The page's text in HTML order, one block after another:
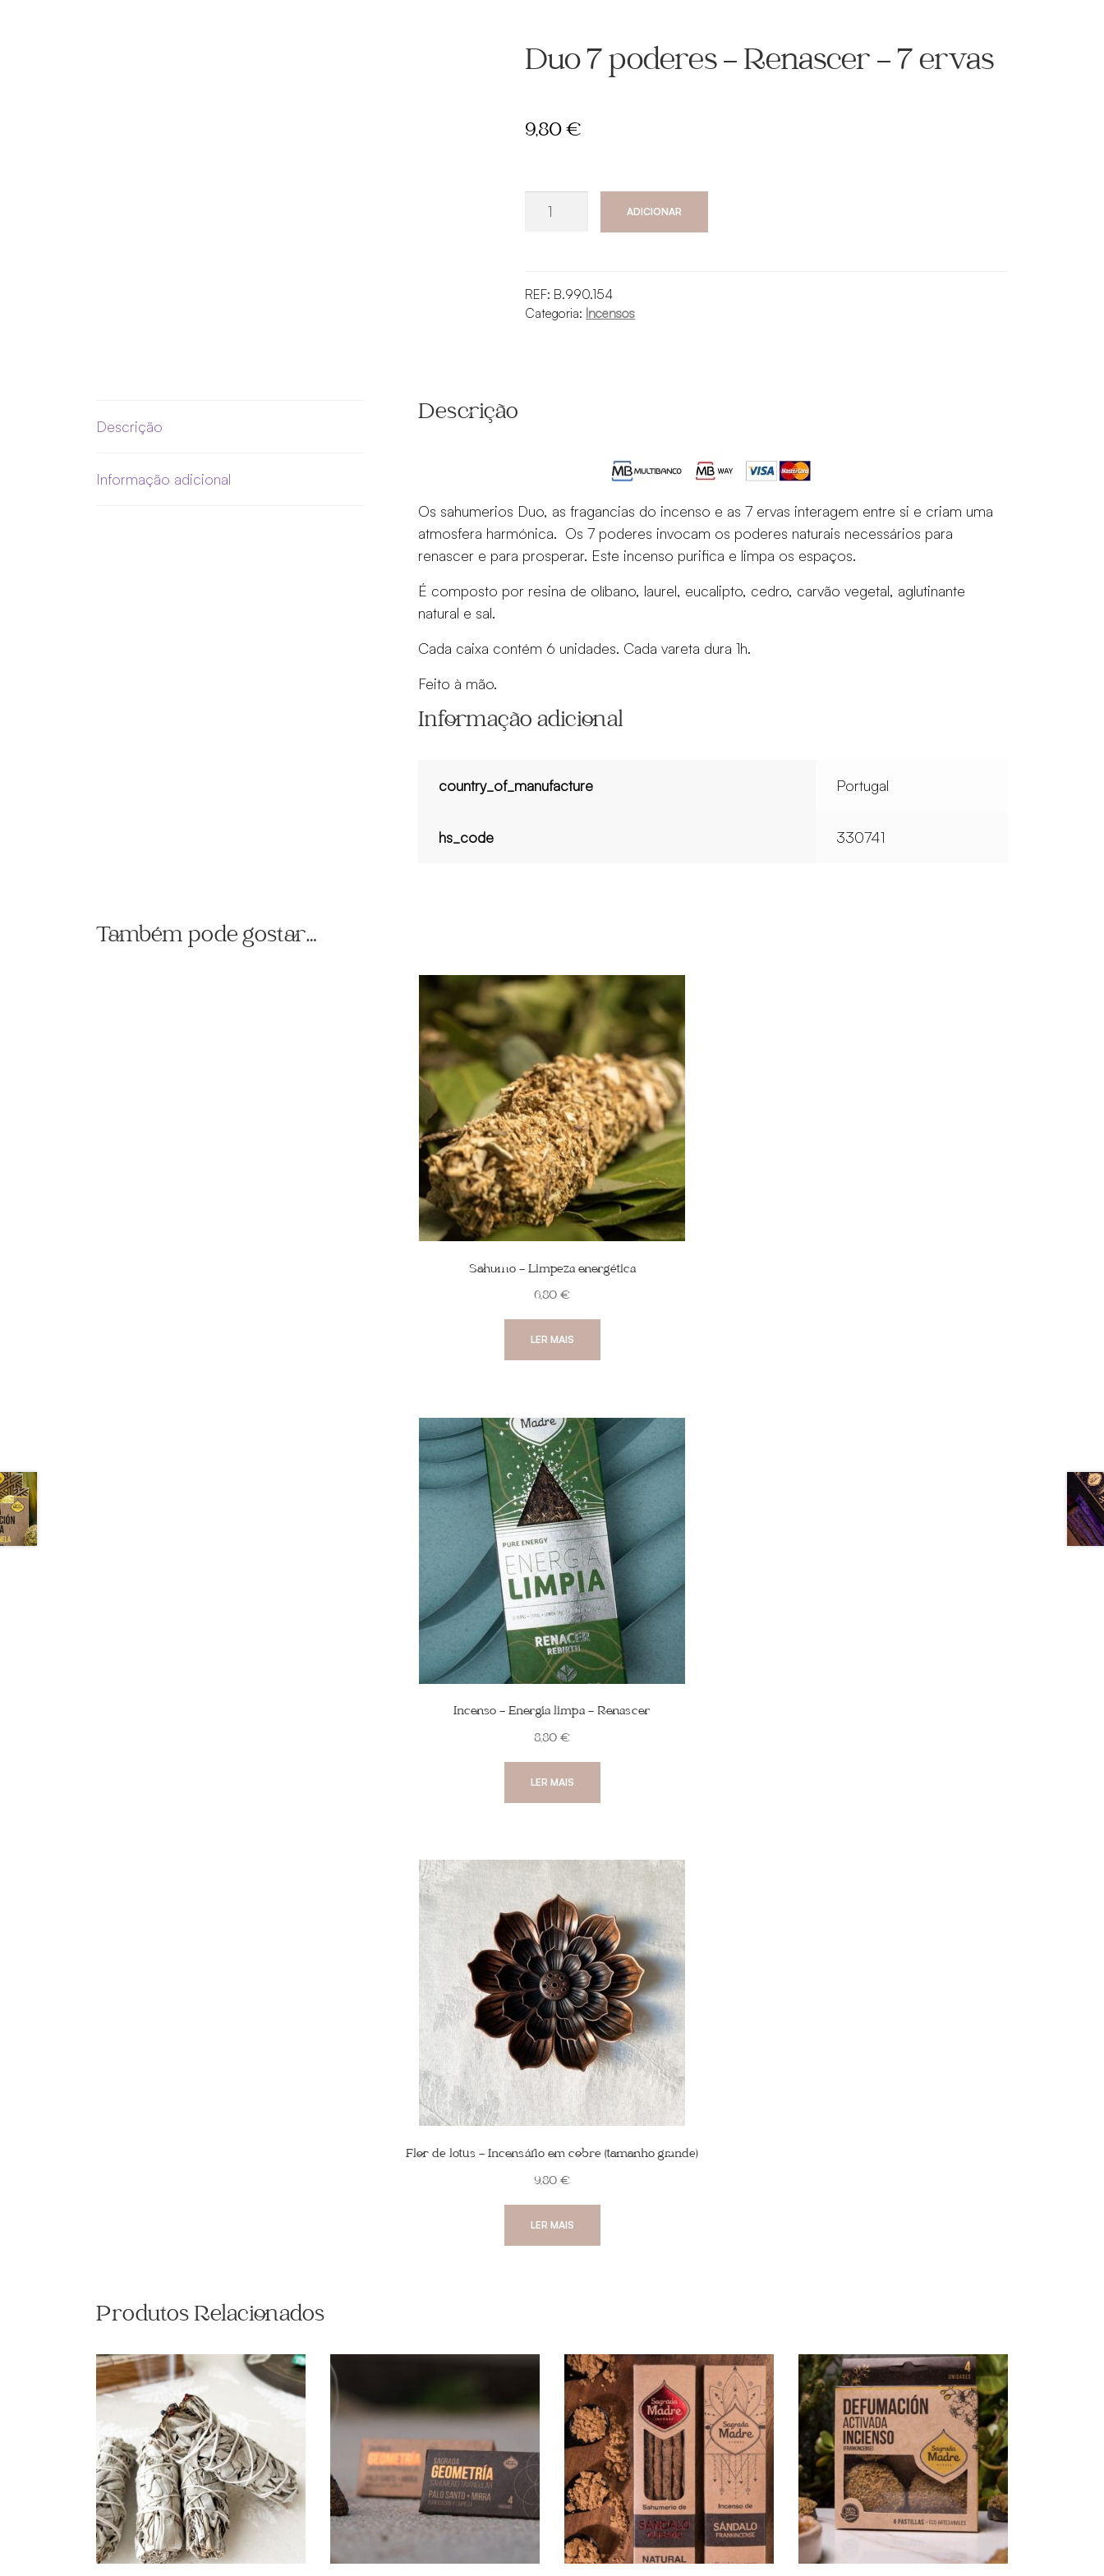
Duo 7 poderes – Renascer – 7 ervas
9,80€
poderes
-
ADICIONAR
REF: B.990.154
Categoria: Incensos
Descrição
Informação adicional
Descrição
Os sahumerios Duo, as fragancias do incenso e as 7 ervas interagem entre si e criam uma
atmosfera harmónica. Os 7 poderes invocam os poderes naturais necessários para
renascer e para prosperar. Este incenso purifica e limpa os espaços.
É composto por resina de olíbano, laurel, eucalipto, cedro, carvão vegetal, aglutinante
natural e sal.
Cada caixa contém 6 unidades. Cada vareta dura 1h.
Feito à mão.
Informação adicional
country_of_manufacture Portugal
hs_code 330741
Também pode gostar…
Sahumo – Limpeza energética
6,80 €
LER MAIS
Incenso – Energia limpa – Renascer
8,80 €
LER MAIS
Flor de lotus – Incensário em cobre (tamanho grande)
9,80 €
LER MAIS
Produtos Relacionados